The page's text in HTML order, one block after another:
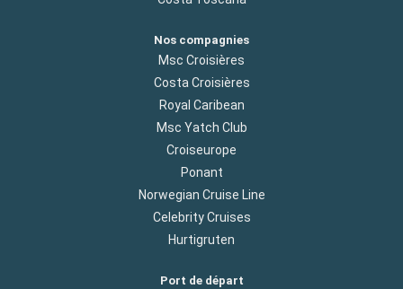
Nos compagnies
Msc Croisières
Costa Croisières
Royal Caribean
Msc Yatch Club
Croiseurope
Ponant
Norwegian Cruise Line
Celebrity Cruises
Hurtigruten
Port de départ